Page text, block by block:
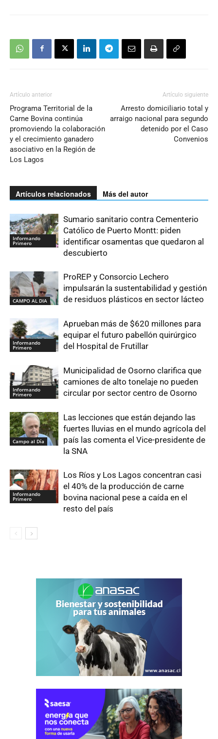
Artículo anterior
Programa Territorial de la
Carne Bovina continúa
promoviendo la colaboración
y el crecimiento ganadero
asociativo en la Región de
Los Lagos
Artículo siguiente
Arresto domiciliario total y
arraigo nacional para segundo
detenido por el Caso
Convenios
Artículos relacionados Más del autor
Informando
Primero
Sumario sanitario contra Cementerio
Católico de Puerto Montt: piden
identificar osamentas que quedaron al
descubierto
CAMPO AL DIA
ProREP y Consorcio Lechero
impulsarán la sustentabilidad y gestión
de residuos plásticos en sector lácteo
Informando
Primero
Aprueban más de $620 millones para
equipar el futuro pabellón quirúrgico
del Hospital de Frutillar
Informando
Primero
Municipalidad de Osorno clarifica que
camiones de alto tonelaje no pueden
circular por sector centro de Osorno
Campo al Día
Las lecciones que están dejando las
fuertes lluvias en el mundo agrícola del
país las comenta el Vice-presidente de
la SNA
Informando
Primero
Los Ríos y Los Lagos concentran casi
el 40% de la producción de carne
bovina nacional pese a caída en el
resto del país